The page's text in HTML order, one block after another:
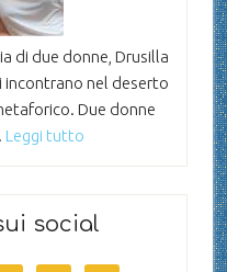
di due donne, Drusilla
incontrano nel deserto
Due donne
Leggi tutto
social